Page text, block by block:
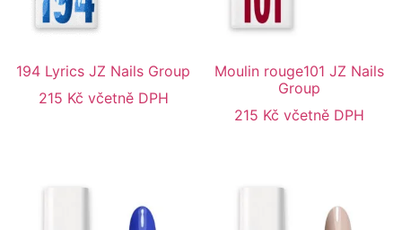
194 Lyrics JZ Nails Group
215 Kč včetně DPH
Moulin rouge101 JZ Nails
Group
215 Kč včetně DPH